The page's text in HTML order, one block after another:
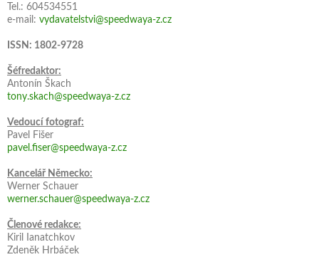
Tel.: 604534551
e-mail: vydavatelstvi@speedwaya-z.cz
ISSN: 1802-9728
Šéfredaktor:
Antonín Škach
tony.skach@speedwaya-z.cz
Vedoucí fotograf:
Pavel Fišer
pavel.fiser@speedwaya-z.cz
Kancelář Německo:
Werner Schauer
werner.schauer@speedwaya-z.cz
Členové redakce:
Kiril Ianatchkov
Zdeněk Hrbáček